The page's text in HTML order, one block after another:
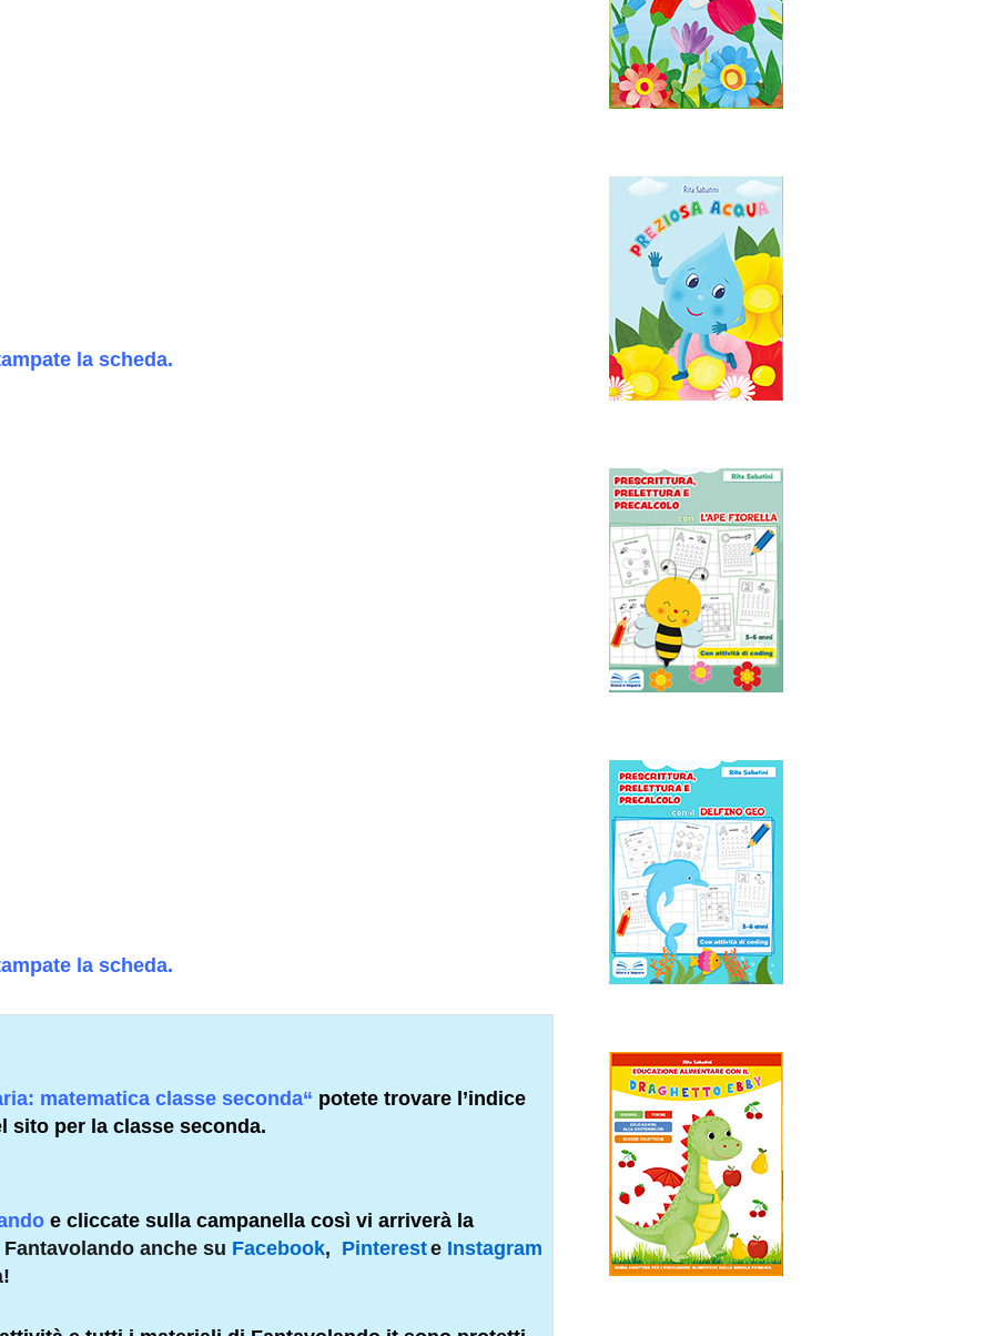
a scheda.
a scheda.
matematica classe seconda“ potete trovare l’indice
sito per la classe seconda.
e cliccate sulla campanella così vi arriverà la
anche su Facebook, Pintereste Instagram